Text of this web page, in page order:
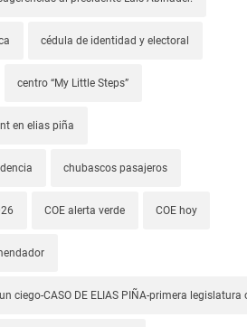
cédula de identidad y electoral
centro “My Little Steps”
en elias piña
chubascos pasajeros
COE alerta verde COE hoy
ciego-CASO DE ELIAS PIÑA-primera legislatura